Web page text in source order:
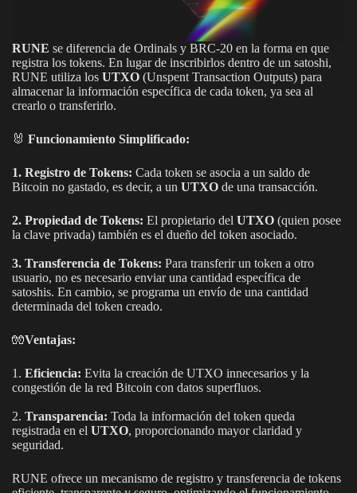
RUNE se diferencia de Ordinals y BRC-20 en la forma en que
registra los tokens. En lugar de inscribirlos dentro de un satoshi,
RUNE utiliza los UTXO (Unspent Transaction Outputs) para
almacenar la información específica de cada token, ya sea al
crearlo o transferirlo.
🐰 Funcionamiento Simplificado:
1. Registro de Tokens: Cada token se asocia a un saldo de
Bitcoin no gastado, es decir, a un UTXO de una transacción.
2. Propiedad de Tokens: El propietario del UTXO (quien posee
la clave privada) también es el dueño del token asociado.
3. Transferencia de Tokens: Para transferir un token a otro
usuario, no es necesario enviar una cantidad específica de
satoshis. En cambio, se programa un envío de una cantidad
determinada del token creado.
🧤Ventajas:
1. Eficiencia: Evita la creación de UTXO innecesarios y la
congestión de la red Bitcoin con datos superfluos.
2. Transparencia: Toda la información del token queda
registrada en el UTXO, proporcionando mayor claridad y
seguridad.
RUNE ofrece un mecanismo de registro y transferencia de tokens